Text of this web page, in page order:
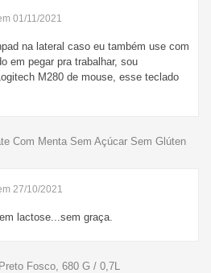
01/11/2021
na lateral caso eu também use com
em pegar pra trabalhar, sou
M280 de mouse, esse teclado
Com Menta Sem Açúcar Sem Glúten
27/10/2021
lactose...sem graça.
Fosco, 680 G / 0,7L